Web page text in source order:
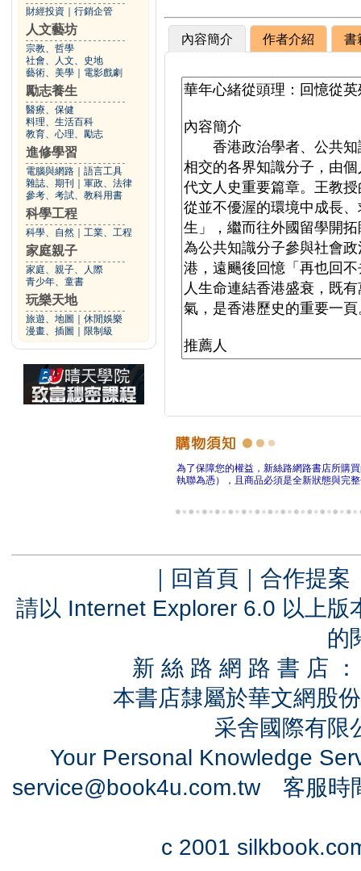
財經投資 行銷企管
人文藝坊
宗教、哲學
社會、人文、史地
藝術、美學
電影戲劇
勵志養生
醫療、保健
料理、生活百科
教育、心理、勵志
進修學習
電腦與網路
語言工具
雜誌、期刊
軍政、法律
參考、考試、教科用書
科學工程
科學、自然 工業、工程
家庭親子
家庭、親子、人際
青少年、童書
玩樂天地
旅遊、地圖
休閒娛樂
漫畫、插圖
限制級
內容簡介 作者介紹 書
為了保障您的權益，新絲路網路書店所購
執聯為憑），且商品必須是全新狀態與完
｜ 回首頁 ｜ 合作提案
請以 Internet Explorer 6.0 以上
的
新 絲 路 網 路 書 店
本書店隸屬於華文網股
采舍國際有
Your Personal Knowledge
service@book4u.com.tw客服時
c 2001